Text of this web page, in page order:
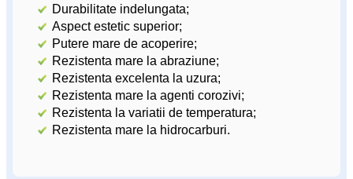
Durabilitate indelungata;
Aspect estetic superior;
Putere mare de acoperire;
Rezistenta mare la abraziune;
Rezistenta excelenta la uzura;
Rezistenta mare la agenti corozivi;
Rezistenta la variatii de temperatura;
Rezistenta mare la hidrocarburi.